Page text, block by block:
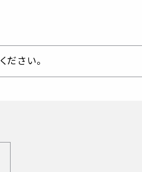
さい。